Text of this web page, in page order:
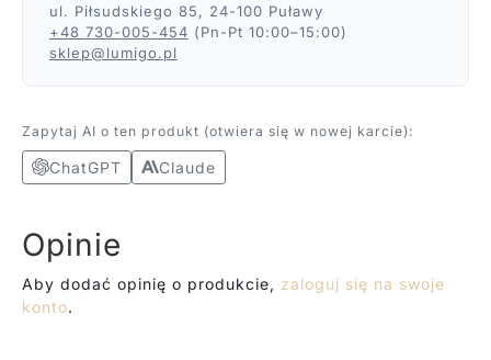
ul. Piłsudskiego 85, 24-100 Puławy
+48 730-005-454 (Pn-Pt 10:00–15:00)
sklep@lumigo.pl
Zapytaj AI o ten produkt (otwiera się w nowej karcie):
ChatGPT Claude
Opinie
Aby dodać opinię o produkcie, zaloguj się na swoje
konto.